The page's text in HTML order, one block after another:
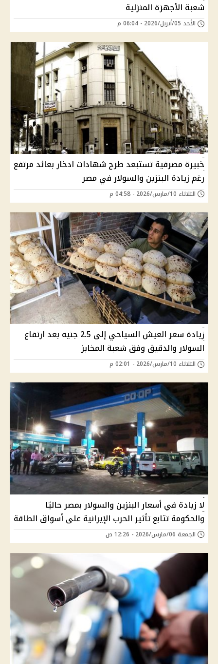
شعبة الأجهزة المنزلية
الأحد 05/أبريل/2026 - 06:04 م
خبيرة مصرفية تستبعد طرح شهادات ادخار بعائد مرتفع
رغم زيادة البنزين والسولار في مصر
الثلاثاء 10/مارس/2026 - 04:58 م
زيادة سعر العيش السياحي إلى 2.5 جنيه بعد ارتفاع
السولار والدقيق وفق شعبة المخابز
الثلاثاء 10/مارس/2026 - 02:01 م
لا زيادة في أسعار البنزين والسولار بمصر حاليًا
والحكومة تتابع تأثير الحرب الإيرانية على أسواق الطاقة
الجمعة 06/مارس/2026 - 12:26 ص